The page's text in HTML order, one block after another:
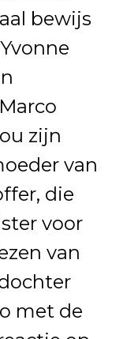
bewijs
zijn
van
die
voor
van
met de